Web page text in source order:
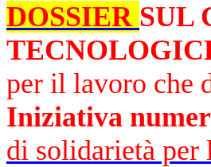
DOSSIER SUL
per il lavoro che
Iniziativa
di solidarietà per